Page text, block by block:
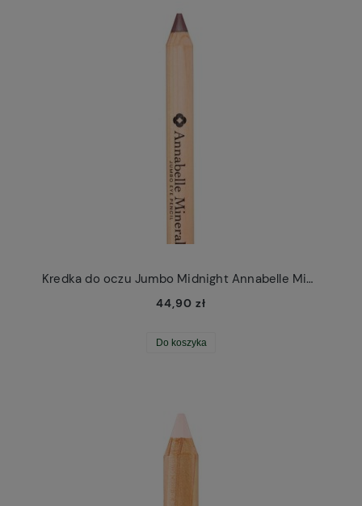
Kredka do oczu Jumbo Midnight Annabelle Minerals
44,90 zł
Do koszyka